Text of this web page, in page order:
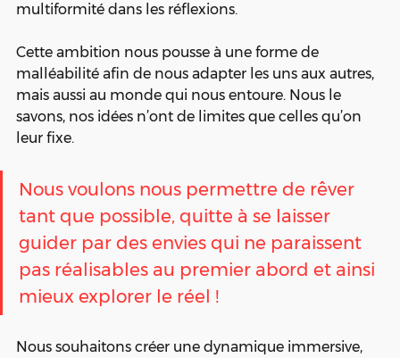
multiformité dans les réflexions.
Cette ambition nous pousse à une forme de
malléabilité afin de nous adapter les uns aux autres,
mais aussi au monde qui nous entoure. Nous le
savons, nos idées n’ont de limites que celles qu’on
leur fixe.
Nous voulons nous permettre de rêver
tant que possible, quitte à se laisser
guider par des envies qui ne paraissent
pas réalisables au premier abord et ainsi
mieux explorer le réel !
Nous souhaitons créer une dynamique immersive,